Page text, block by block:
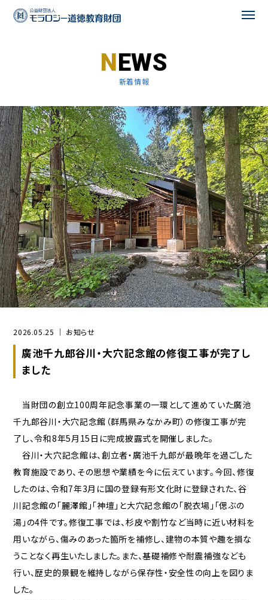
記念映像
歩み
記念事業
お問い合わせ
CORPORATE SITE
CLOSE
EWS
新着情報
2026.05.25 ｜ お知らせ
廣池千九郎谷川・大穴記念館の修復工事が完了し
ました
当財団の創立100周年記念事業の一環として進めていた廣池
千九郎谷川・大穴記念館（群馬県みなかみ町）の修復工事が完
了し、令和8年5月15日に完成披露式を開催しました。
谷川・大穴記念館は、創立者・廣池千九郎が最晩年を過ごした
教育施設であり、その思想や業績を今に伝えています。今回、修復
したのは、令和7年3月に国の登録有形文化財に登録された、谷
川記念館の「麗澤館」「神壇」と大穴記念館の「脱衣場」「偲ぶの
湯」の4件です。修復工事では、杉皮や割竹など当時に近い材料を
用いながら、傷みのあった箇所を補修し、建物の本質や趣を損な
うことなく再生いたしました。また、基礎補修や耐震補強なども
行い、歴史的景観を維持しながら保存性・安全性の向上を図りま
した。